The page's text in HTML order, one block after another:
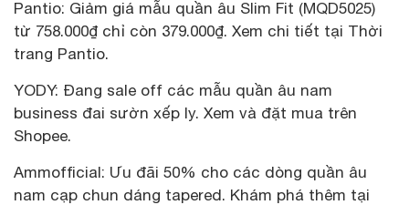
Pantio: Giảm giá mẫu quần âu Slim Fit (MQD5025)
từ 758.000₫ chỉ còn 379.000₫. Xem chi tiết tại Thời
trang Pantio.
YODY: Đang sale off các mẫu quần âu nam
business đai sườn xếp ly. Xem và đặt mua trên
Shopee.
Ammofficial: Ưu đãi 50% cho các dòng quần âu
nam cạp chun dáng tapered. Khám phá thêm tại